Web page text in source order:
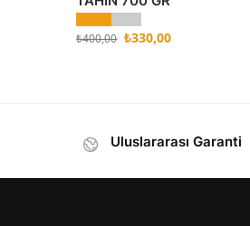
₺400,00 ₺330,00
Uluslararası Garanti